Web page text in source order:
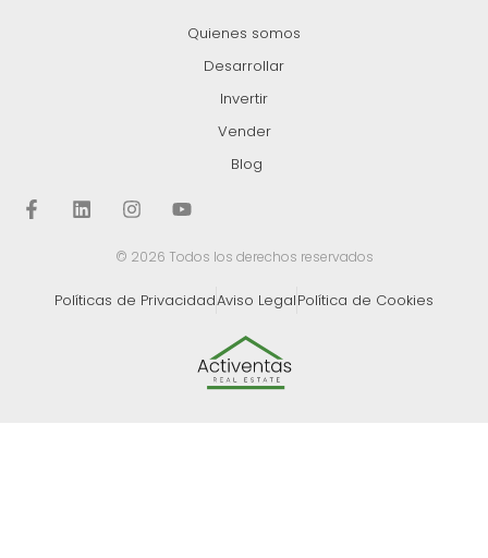
Quienes somos
Desarrollar
Invertir
Vender
Blog
© 2026 Todos los derechos reservados
Políticas de PrivacidadAviso LegalPolítica de Cookies